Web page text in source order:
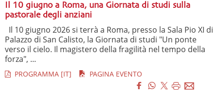
Il 10 giugno a Roma, una Giornata di studi sulla
pastorale degli anziani
Il 10 giugno 2026 si terrà a Roma, presso la Sala Pio XI di
Palazzo di San Calisto, la Giornata di studi "Un ponte
verso il cielo. Il magistero della fragilità nel tempo della
forza", ...
PROGRAMMA [IT] PAGINA EVENTO